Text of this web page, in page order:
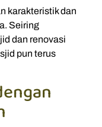
karakteristik dan
Seiring
dan renovasi
pun terus